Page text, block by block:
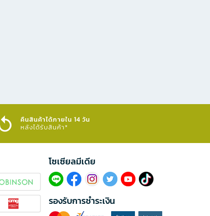
คืนสินค้าได้ภายใน 14 วัน
หลังได้รับสินค้า*
โซเซียลมีเดีย​
รองรับการชำระเงิน